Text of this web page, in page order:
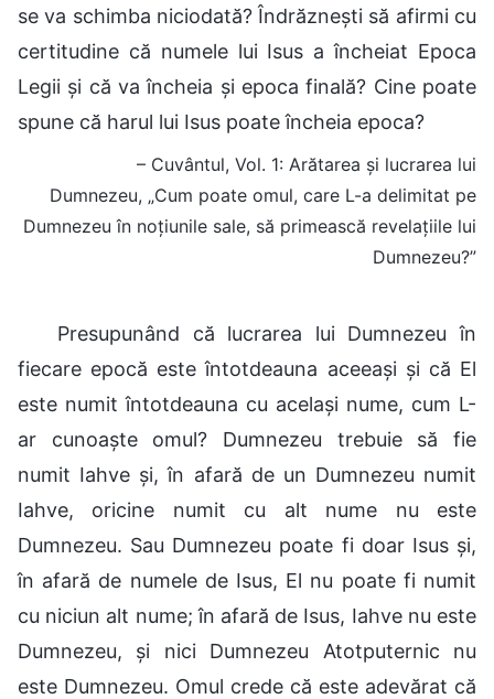
se va schimba niciodată? Îndrăznești să afirmi cu
certitudine că numele lui Isus a încheiat Epoca
Legii și că va încheia și epoca finală? Cine poate
spune că harul lui Isus poate încheia epoca?
– Cuvântul, Vol. 1: Arătarea și lucrarea lui
Dumnezeu, „Cum poate omul, care L-a delimitat pe
Dumnezeu în noțiunile sale, să primească revelațiile lui
Dumnezeu?”
Presupunând că lucrarea lui Dumnezeu în
fiecare epocă este întotdeauna aceeași și că El
este numit întotdeauna cu același nume, cum L-
ar cunoaște omul? Dumnezeu trebuie să fie
numit Iahve și, în afară de un Dumnezeu numit
Iahve, oricine numit cu alt nume nu este
Dumnezeu. Sau Dumnezeu poate fi doar Isus și,
în afară de numele de Isus, El nu poate fi numit
cu niciun alt nume; în afară de Isus, Iahve nu este
Dumnezeu, și nici Dumnezeu Atotputernic nu
este Dumnezeu. Omul crede că este adevărat că